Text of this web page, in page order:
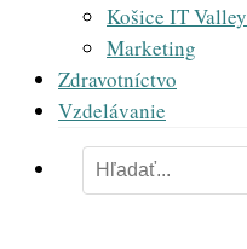
Košice IT Valley
Marketing
Zdravotníctvo
Vzdelávanie